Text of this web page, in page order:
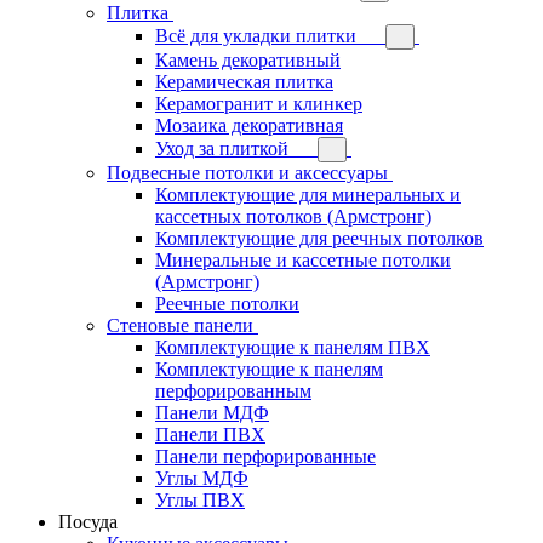
Плитка
Всё для укладки плитки
Камень декоративный
Керамическая плитка
Керамогранит и клинкер
Мозаика декоративная
Уход за плиткой
Подвесные потолки и аксессуары
Комплектующие для минеральных и
кассетных потолков (Армстронг)
Комплектующие для реечных потолков
Минеральные и кассетные потолки
(Армстронг)
Реечные потолки
Стеновые панели
Комплектующие к панелям ПВХ
Комплектующие к панелям
перфорированным
Панели МДФ
Панели ПВХ
Панели перфорированные
Углы МДФ
Углы ПВХ
Посуда